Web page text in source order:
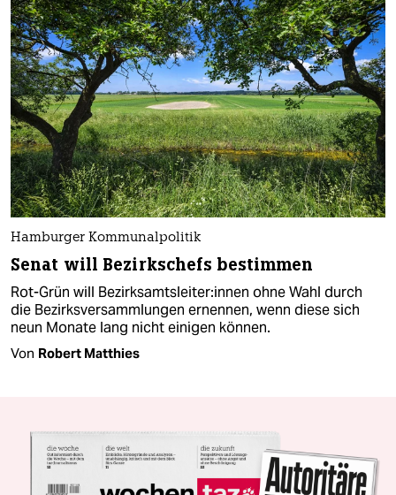
Hamburger Kommunalpolitik
Senat will Be­zirks­chefs bestimmen
Rot-Grün will Be­zirks­amts­lei­te­r:in­nen ohne Wahl durch
die Bezirksversammlungen ernennen, wenn diese sich
neun Monate lang nicht einigen können.
Von Robert Matthies